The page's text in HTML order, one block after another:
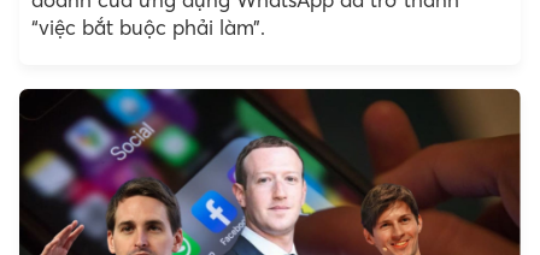
“việc bắt buộc phải làm”.